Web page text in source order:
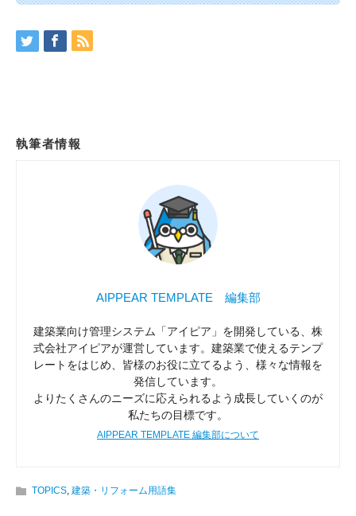
執筆者情報
AIPPEAR TEMPLATE 編集部
建築業向け管理システム「アイピア」を開発している、株
式会社アイピアが運営しています。建築業で使えるテンプ
レートをはじめ、皆様のお役に立てるよう、様々な情報を
発信しています。
よりたくさんのニーズに応えられるよう成長していくのが
私たちの目標です。
AIPPEAR TEMPLATE 編集部について
TOPICS, 建築・リフォーム用語集